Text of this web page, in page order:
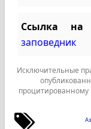
Ссылка на
заповедник
Исключительные